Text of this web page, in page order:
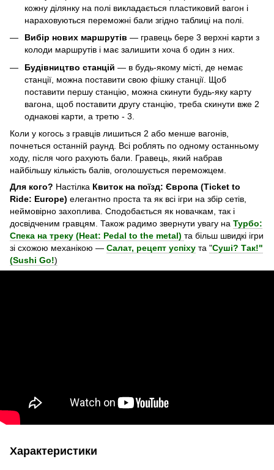
кожну ділянку на полі викладається пластиковий вагон і
нараховуються переможні бали згідно таблиці на полі.
Вибір нових маршрутів — гравець бере 3 верхні карти з
колоди маршрутів і має залишити хоча б один з них.
Будівництво станцій — в будь-якому місті, де немає
станції, можна поставити свою фішку станції. Щоб
поставити першу станцію, можна скинути будь-яку карту
вагона, щоб поставити другу станцію, треба скинути вже 2
однакові карти, а третю - 3.
Коли у когось з гравців лишиться 2 або менше вагонів,
почнеться останній раунд. Всі роблять по одному останньому
ходу, після чого рахують бали. Гравець, який набрав
найбільшу кількість балів, оголошується переможцем.
Для кого? Настілка Квиток на поїзд: Європа (Ticket to
Ride: Europe) елегантно проста та як всі ігри на збір сетів,
неймовірно захоплива. Сподобається як новачкам, так і
досвідченим гравцям. Також радимо звернути увагу на Турбо:
Спека на треку (Heat: Pedal to the metal) та більш швидкі ігри
зі схожою механікою — Салат, рецепт успіху та "Суші? Так!"
(Sushi Go!)
Характеристики